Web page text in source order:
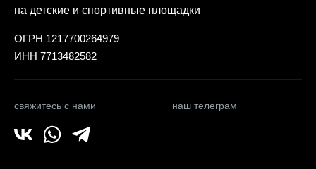
на детские и спортивные площадки
ОГРН 1217700264979
ИНН 7713482582
свяжитесь с нами наш телеграм